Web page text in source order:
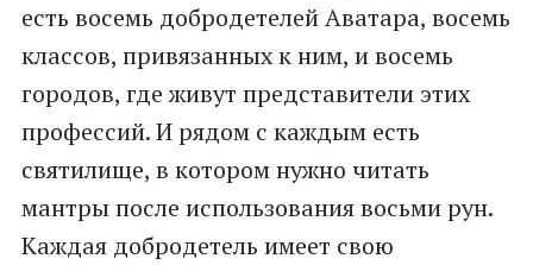
есть восемь добродетелей Аватара, восемь
классов, привязанных к ним, и восемь
городов, где живут представители этих
профессий. И рядом с каждым есть
святилище, в котором нужно читать
мантры после использования восьми рун.
Каждая добродетель имеет свою